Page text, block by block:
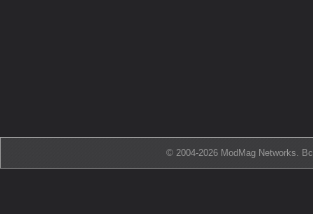
© 2004-2026 ModMag Networks.